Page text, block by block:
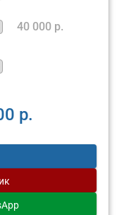
40 000 р.
р.